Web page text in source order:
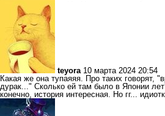
teyora 10 марта 2024 20:54
Какая же она тупаяяя. Про таких говорят,
дурак..." Сколько ей там было в Японии
конечно, история интересная. Но гг...